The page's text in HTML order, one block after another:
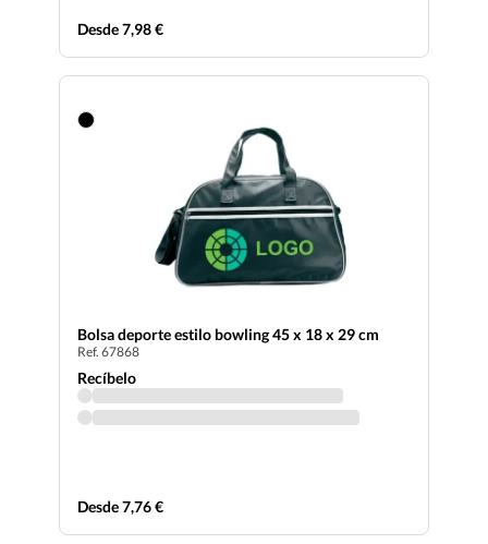
Desde 7,98 €
Bolsa deporte estilo bowling 45 x 18 x 29 cm
Ref. 67868
Recíbelo
Desde 7,76 €